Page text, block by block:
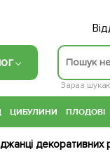
Зараз
ЦИБУЛИНИ ПЛОДОВІ
декоративних